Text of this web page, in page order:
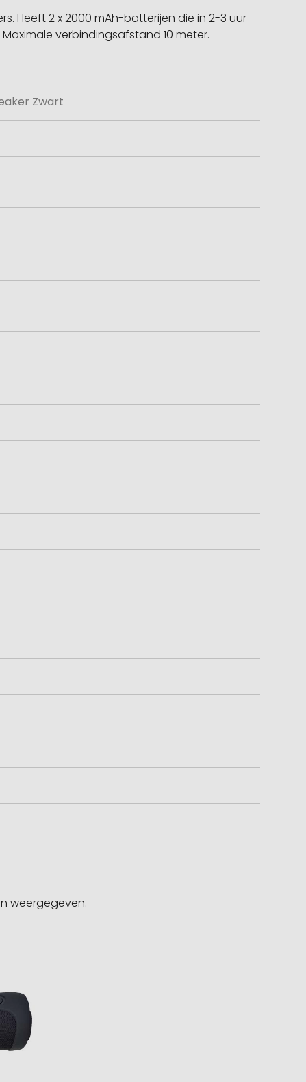
Heeft 2 x 2000 mAh-batterijen die in 2-3 uur
verbindingsafstand 10 meter.
Zwart
weergegeven.